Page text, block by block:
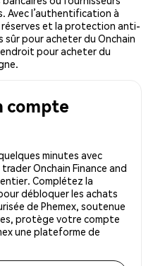
Avec l’authentification à
réserves et la protection anti-
sûr pour acheter du Onchain
pour acheter du
compte
minutes avec
Onchain Finance and
Complétez la
débloquer les achats
de Phemex, soutenue
protège votre compte
une plateforme de